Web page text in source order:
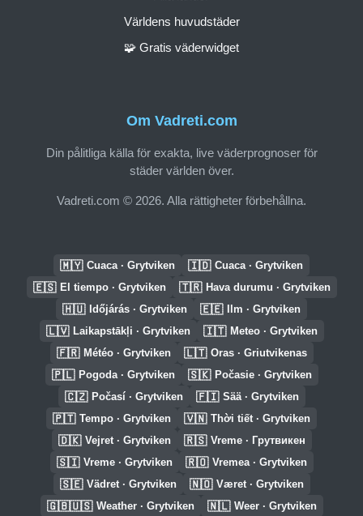
Om Vadreti.com
Din pålitliga källa för exakta, live väderprognoser för
städer världen över.
Vadreti.com © 2026. Alla rättigheter förbehållna.
Världens huvudstäder
🧩 Gratis väderwidget
🇲🇾 Cuaca · Grytviken 🇮🇩 Cuaca · Grytviken
🇪🇸 El tiempo · Grytviken 🇹🇷 Hava durumu · Grytviken
🇭🇺 Időjárás · Grytviken 🇪🇪 Ilm · Grytviken
🇱🇻 Laikapstākļi · Grytviken 🇮🇹 Meteo · Grytviken
🇫🇷 Météo · Grytviken 🇱🇹 Oras · Griutvikenas
🇵🇱 Pogoda · Grytviken 🇸🇰 Počasie · Grytviken
🇨🇿 Počasí · Grytviken 🇫🇮 Sää · Grytviken
🇵🇹 Tempo · Grytviken 🇻🇳 Thời tiết · Grytviken
🇩🇰 Vejret · Grytviken 🇷🇸 Vreme · Грутвикен
🇸🇮 Vreme · Grytviken 🇷🇴 Vremea · Grytviken
🇸🇪 Vädret · Grytviken 🇳🇴 Været · Grytviken
🇬🇧🇺🇸 Weather · Grytviken 🇳🇱 Weer · Grytviken